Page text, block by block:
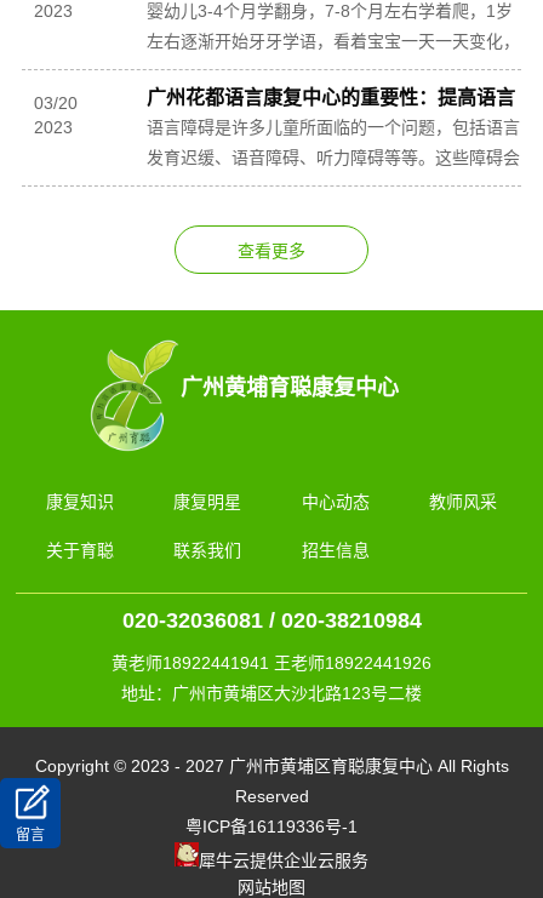
2023
婴幼儿3-4个月学翻身，7-8个月左右学着爬，1岁
左右逐渐开始牙牙学语，看着宝宝一天一天变化，
作为家长心情自然是非常欣喜的。但有些孩子到了
说...
03/20
2023
广州花都语言康复中心的重要性：提高语言
障碍儿童的生活质量！
语言障碍是许多儿童所面临的一个问题，包括语言
发育迟缓、语音障碍、听力障碍等等。这些障碍会
导致这些儿童在语言、社交、学习等方面面临很大
广州黄埔育聪康复中心
康复知识 康复明星 中心动态 教师风采
关于育聪 联系我们 招生信息
020-32036081 / 020-38210984
黄老师18922441941 王老师18922441926
地址：广州市黄埔区大沙北路123号二楼
Copyright © 2023 - 2027 广州市黄埔区育聪康复中心 All Rights
Reserved
粤ICP备16119336号-1
犀牛云提供企业云服务
网站地图
留言